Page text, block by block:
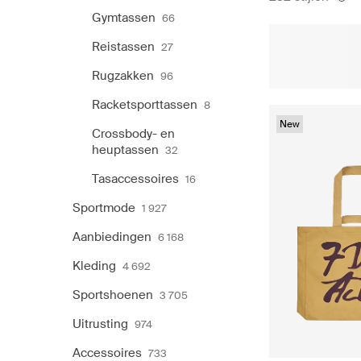
Gymtassen 66
Reistassen 27
Rugzakken 96
Racketsporttassen 8
Crossbody- en
heuptassen 32
Tasaccessoires 16
Sportmode 1 927
Aanbiedingen 6 168
Kleding 4 692
Sportshoenen 3 705
Uitrusting 974
Accessoires 733
New